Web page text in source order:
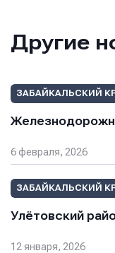
Другие
ЗАБАЙКАЛЬСКИЙ
6 февраля, 2026
ЗАБАЙКАЛЬСКИЙ
Улётовский
12 января, 2026